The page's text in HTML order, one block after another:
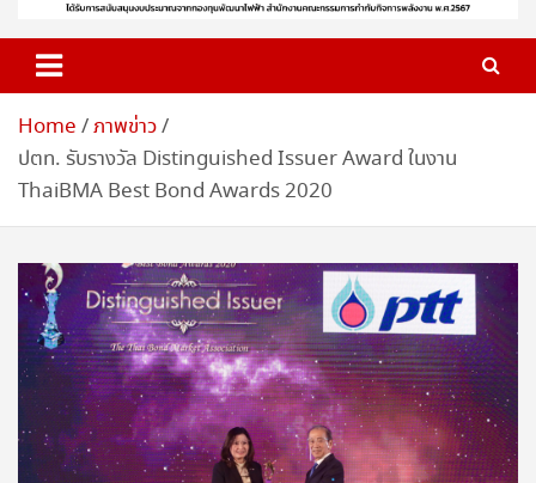
Home ภาพข่าว
ปตท. รับรางวัล Distinguished Issuer Award ในงาน
ThaiBMA Best Bond Awards 2020